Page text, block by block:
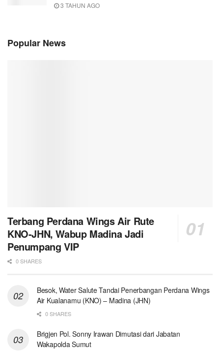
3 TAHUN AGO
Popular News
Terbang Perdana Wings Air Rute
KNO-JHN, Wabup Madina Jadi
Penumpang VIP
0 SHARES
Besok, Water Salute Tandai Penerbangan Perdana Wings
Air Kualanamu (KNO) – Madina (JHN)
0 SHARES
Brigjen Pol. Sonny Irawan Dimutasi dari Jabatan
Wakapolda Sumut